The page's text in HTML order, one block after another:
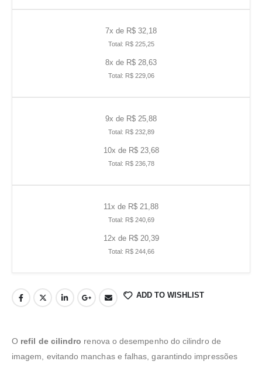
7x de R$ 32,18
Total: R$ 225,25
8x de R$ 28,63
Total: R$ 229,06
9x de R$ 25,88
Total: R$ 232,89
10x de R$ 23,68
Total: R$ 236,78
11x de R$ 21,88
Total: R$ 240,69
12x de R$ 20,39
Total: R$ 244,66
ADD TO WISHLIST
O refil de cilindro renova o desempenho do cilindro de
imagem, evitando manchas e falhas, garantindo impressões